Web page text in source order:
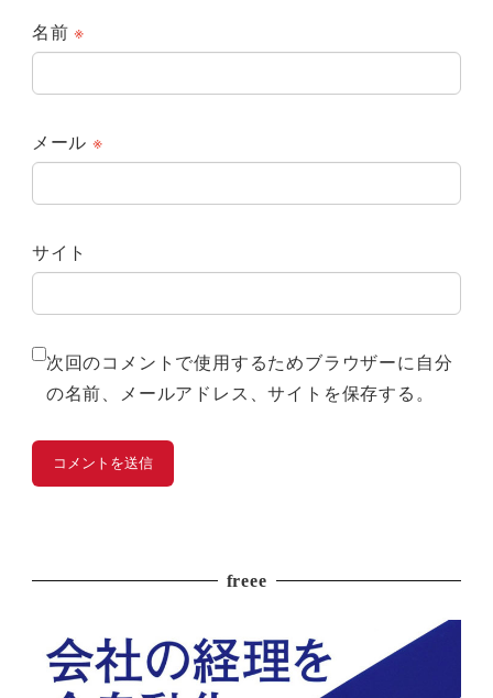
名前※
メール ※
サイト
次回のコメントで使用するためブラウザーに自分
の名前、メールアドレス、サイトを保存する。
freee